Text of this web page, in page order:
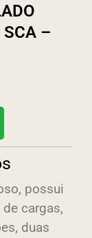
SCA –
possui
cargas,
duas